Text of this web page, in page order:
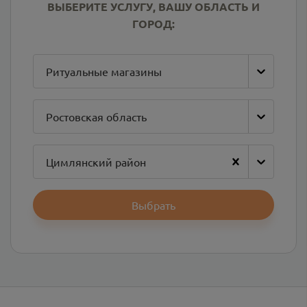
ВЫБЕРИТЕ УСЛУГУ, ВАШУ ОБЛАСТЬ И
ГОРОД:
Ритуальные магазины
Ростовская область
Цимлянский район
Выбрать